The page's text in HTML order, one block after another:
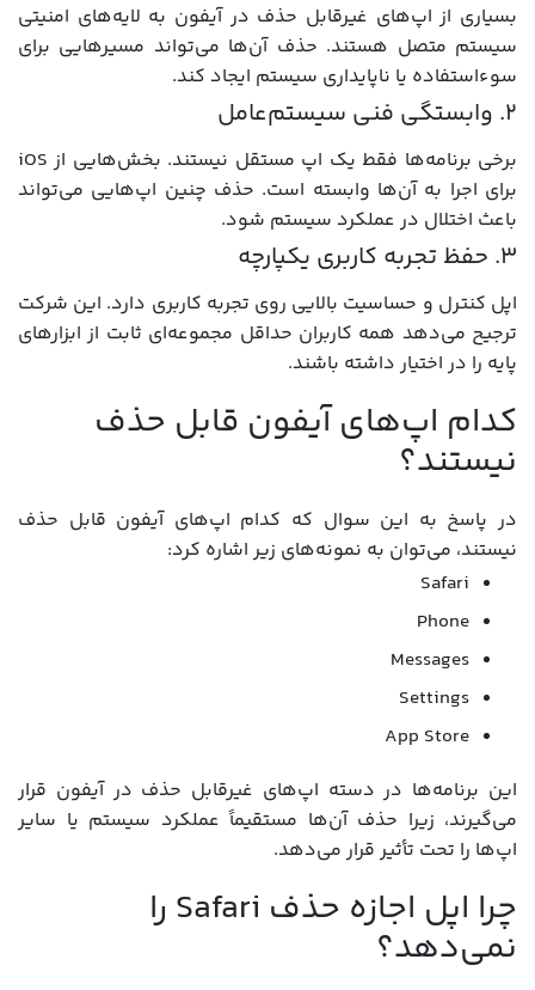
بسیاری از اپ‌های غیرقابل حذف در آیفون به لایه‌های امنیتی
سیستم متصل هستند. حذف آن‌ها می‌تواند مسیرهایی برای
سوءاستفاده یا ناپایداری سیستم ایجاد کند.
۲. وابستگی فنی سیستم‌عامل
برخی برنامه‌ها فقط یک اپ مستقل نیستند. بخش‌هایی از iOS
برای اجرا به آن‌ها وابسته است. حذف چنین اپ‌هایی می‌تواند
باعث اختلال در عملکرد سیستم شود.
۳. حفظ تجربه کاربری یکپارچه
اپل کنترل و حساسیت بالایی روی تجربه کاربری دارد. این شرکت
ترجیح می‌دهد همه کاربران حداقل مجموعه‌ای ثابت از ابزارهای
پایه را در اختیار داشته باشند.
کدام اپ‌های آیفون قابل حذف
نیستند؟
در پاسخ به این سوال که کدام اپ‌های آیفون قابل حذف
نیستند، می‌توان به نمونه‌های زیر اشاره کرد:
Safari
Phone
Messages
Settings
App Store
این برنامه‌ها در دسته اپ‌های غیرقابل حذف در آیفون قرار
می‌گیرند، زیرا حذف آن‌ها مستقیماً عملکرد سیستم یا سایر
اپ‌ها را تحت تأثیر قرار می‌دهد.
چرا اپل اجازه حذف Safari را
نمی‌دهد؟